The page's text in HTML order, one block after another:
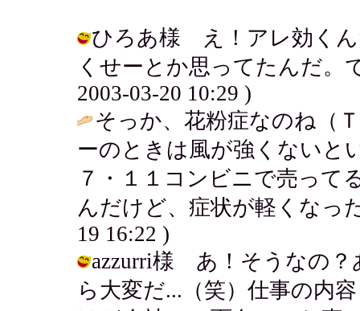
ひろあ様 え！アレ効くん
くせーとか思ってたんだ。
2003-03-20 10:29 )
そっか、花粉症なのね（
ーのときは風が強くないと
７・１１コンビニで売って
んだけど、症状が軽くなっ
19 16:22 )
azzurri様 あ！そうなの？
ら大変だ...（笑）仕事の内